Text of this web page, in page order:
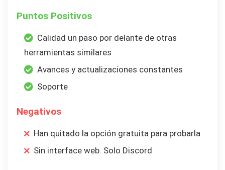
Puntos Positivos
Calidad un paso por delante de otras
herramientas similares
Avances y actualizaciones constantes
Soporte
Negativos
Han quitado la opción gratuita para probarla
Sin interface web. Solo Discord